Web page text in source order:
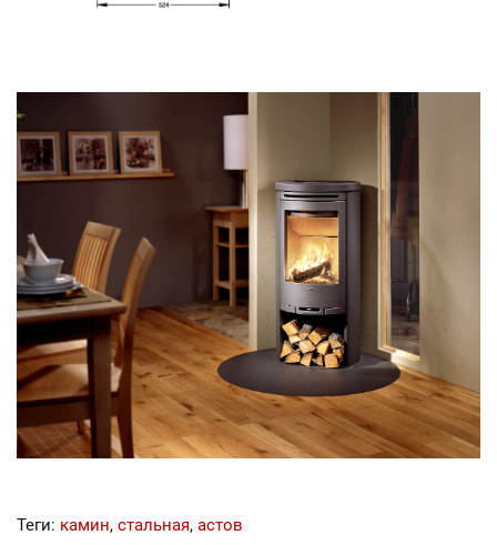
Теги: камин, стальная, астов